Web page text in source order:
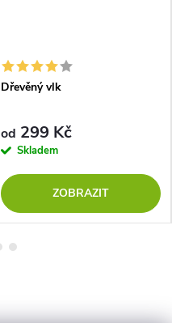
Dřevěný vlk
od 299 Kč
Skladem
ZOBRAZIT